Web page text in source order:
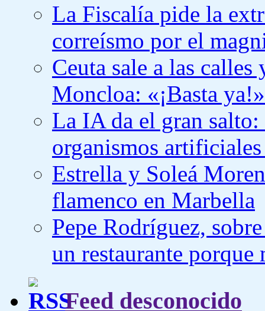
La Fiscalía pide la
correísmo por el
Ceuta sale a las
Moncloa: «¡Basta ya!»
La IA da el gran salto:
organismos
Estrella y Soleá
flamenco en Marbella
Pepe Rodríguez,
un restaurante porque
Feed desconocido